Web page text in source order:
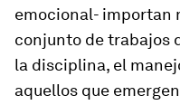
emocional- importan
conjunto de trabajos
la disciplina, el
aquellos que